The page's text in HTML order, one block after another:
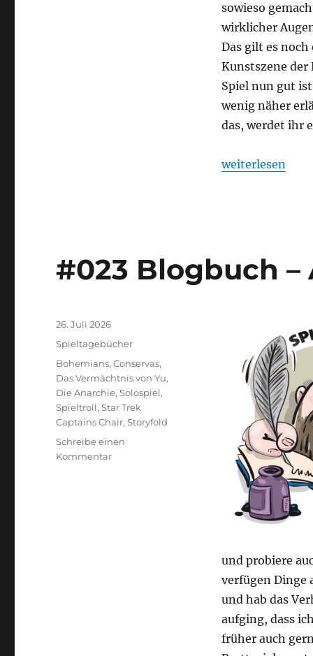
sowieso
wirklicher
Das gilt es
Kunstszene der
Spiel nun gut
wenig näher
das, werdet ihr
„Bohemians –
weiterlesen
#023 Blogbuch –
und probiere
verfügen Dinge
und hab das
aufging, dass
früher auch
Veröffentlicht
am
26. Juli 2026
Kategorien
Spieltagebücher
Schlagwörter
Bohemians,Conservas,
Das Vermächtnis von Yu,
Die Anarchie,Solospiel,
Spieltroll,Star Trek
Captains Chair,Storyfold
Schreibe einen
Kommentarzu